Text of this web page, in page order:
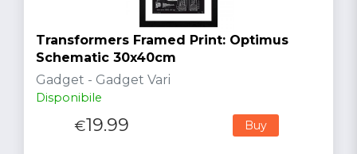
Transformers Framed Print: Optimus
Schematic 30x40cm
Gadget - Gadget Vari
Disponibile
€19.99 Buy